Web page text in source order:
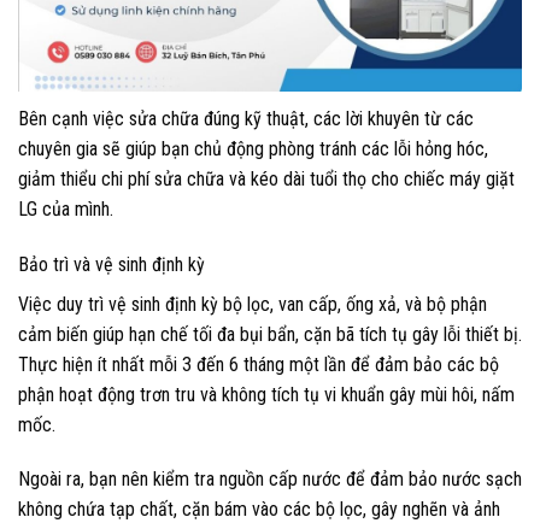
Bên cạnh việc sửa chữa đúng kỹ thuật, các lời khuyên từ các
chuyên gia sẽ giúp bạn chủ động phòng tránh các lỗi hỏng hóc,
giảm thiểu chi phí sửa chữa và kéo dài tuổi thọ cho chiếc máy giặt
LG của mình.
Bảo trì và vệ sinh định kỳ
Việc duy trì vệ sinh định kỳ bộ lọc, van cấp, ống xả, và bộ phận
cảm biến giúp hạn chế tối đa bụi bẩn, cặn bã tích tụ gây lỗi thiết bị.
Thực hiện ít nhất mỗi 3 đến 6 tháng một lần để đảm bảo các bộ
phận hoạt động trơn tru và không tích tụ vi khuẩn gây mùi hôi, nấm
mốc.
Ngoài ra, bạn nên kiểm tra nguồn cấp nước để đảm bảo nước sạch
không chứa tạp chất, cặn bám vào các bộ lọc, gây nghẽn và ảnh